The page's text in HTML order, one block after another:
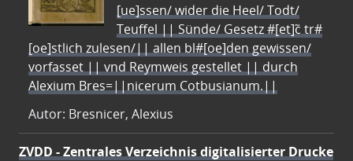
[ue]ssen/ wider die Heel/ Todt/
Teuffel || Sünde/ Gesetz #[et]c̃ tr#
[oe]stlich zulesen/|| allen bl#[oe]den gewissen/
vorfasset || vnd Reymweis gestellet || durch
Alexium Bres=||nicerum Cotbusianum.||
Autor: Bresnicer, Alexius
ZVDD - Zentrales Verzeichnis digitalisierter Drucke